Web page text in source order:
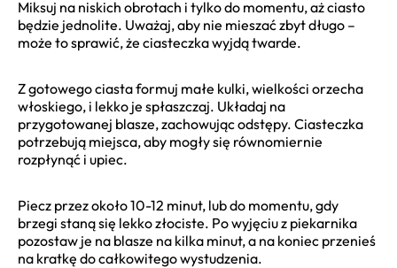
Miksuj na niskich obrotach i tylko do momentu, aż ciasto
będzie jednolite. Uważaj, aby nie mieszać zbyt długo –
może to sprawić, że ciasteczka wyjdą twarde.
Z gotowego ciasta formuj małe kulki, wielkości orzecha
włoskiego, i lekko je spłaszczaj. Układaj na
przygotowanej blasze, zachowując odstępy. Ciasteczka
potrzebują miejsca, aby mogły się równomiernie
rozpłynąć i upiec.
Piecz przez około 10-12 minut, lub do momentu, gdy
brzegi staną się lekko złociste. Po wyjęciu z piekarnika
pozostaw je na blasze na kilka minut, a na koniec przenieś
na kratkę do całkowitego wystudzenia.